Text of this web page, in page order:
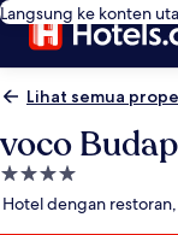
Langsung ke konten
Lihat semua
voco
Properti
bintang
Hotel dengan